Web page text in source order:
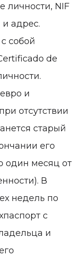
личности, NIF
адрес.
собой
de
и
отсутствии
старый
его
один месяц от
В
недель по
с
и